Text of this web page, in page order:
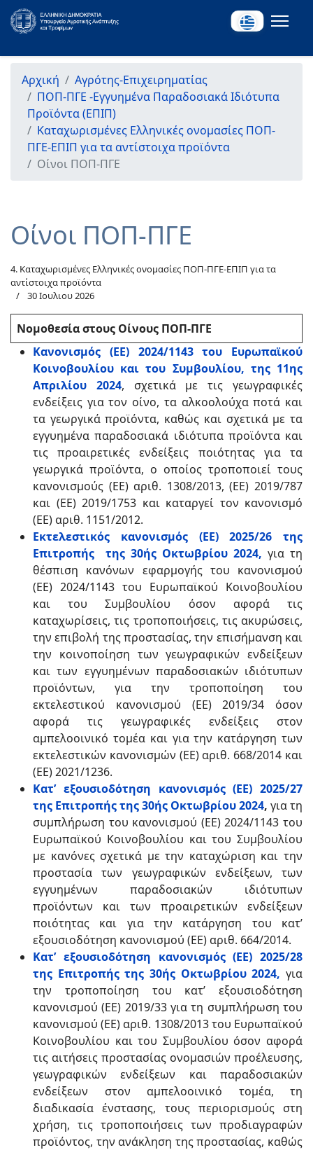
Αρχική
Αγρότης-Επιχειρηματίας
ΠΟΠ-ΠΓΕ -Εγγυημένα Παραδοσιακά Ιδιότυπα
Προϊόντα (ΕΠΙΠ)
Καταχωρισμένες Ελληνικές ονομασίες ΠΟΠ-
ΠΓΕ-ΕΠΙΠ για τα αντίστοιχα προϊόντα
Οίνοι ΠΟΠ-ΠΓΕ
Οίνοι ΠΟΠ-ΠΓΕ
4. Καταχωρισμένες Ελληνικές ονομασίες ΠΟΠ-ΠΓΕ-ΕΠΙΠ για τα
αντίστοιχα προϊόντα
30 Ιουλιου 2026
Νομοθεσία στους Οίνους ΠΟΠ-ΠΓΕ
Κανονισμός (ΕΕ) 2024/1143 του Ευρωπαϊκού
Κοινοβουλίου και του Συμβουλίου, της 11ης
Απριλίου 2024, σχετικά με τις γεωγραφικές
ενδείξεις για τον οίνο, τα αλκοολούχα ποτά και
τα γεωργικά προϊόντα, καθώς και σχετικά με τα
εγγυημένα παραδοσιακά ιδιότυπα προϊόντα και
τις προαιρετικές ενδείξεις ποιότητας για τα
γεωργικά προϊόντα, ο οποίος τροποποιεί τους
κανονισμούς (ΕΕ) αριθ. 1308/2013, (ΕΕ) 2019/787
και (ΕΕ) 2019/1753 και καταργεί τον κανονισμό
(ΕΕ) αριθ. 1151/2012.
Εκτελεστικός κανονισμός (ΕΕ) 2025/26 της
Επιτροπής της 30ής Οκτωβρίου 2024, για τη
θέσπιση κανόνων εφαρμογής του κανονισμού
(ΕΕ) 2024/1143 του Ευρωπαϊκού Κοινοβουλίου
και του Συμβουλίου όσον αφορά τις
καταχωρίσεις, τις τροποποιήσεις, τις ακυρώσεις,
την επιβολή της προστασίας, την επισήμανση και
την κοινοποίηση των γεωγραφικών ενδείξεων
και των εγγυημένων παραδοσιακών ιδιότυπων
προϊόντων, για την τροποποίηση του
εκτελεστικού κανονισμού (ΕΕ) 2019/34 όσον
αφορά τις γεωγραφικές ενδείξεις στον
αμπελοοινικό τομέα και για την κατάργηση των
εκτελεστικών κανονισμών (ΕΕ) αριθ. 668/2014 και
(ΕΕ) 2021/1236.
Κατ’ εξουσιοδότηση κανονισμός (ΕΕ) 2025/27
της Επιτροπής της 30ής Οκτωβρίου 2024, για τη
συμπλήρωση του κανονισμού (ΕΕ) 2024/1143 του
Ευρωπαϊκού Κοινοβουλίου και του Συμβουλίου
με κανόνες σχετικά με την καταχώριση και την
προστασία των γεωγραφικών ενδείξεων, των
εγγυημένων παραδοσιακών ιδιότυπων
προϊόντων και των προαιρετικών ενδείξεων
ποιότητας και για την κατάργηση του κατ’
εξουσιοδότηση κανονισμού (ΕΕ) αριθ. 664/2014.
Κατ’ εξουσιοδότηση κανονισμός (ΕΕ) 2025/28
της Επιτροπής της 30ής Οκτωβρίου 2024, για
την τροποποίηση του κατ’ εξουσιοδότηση
κανονισμού (ΕΕ) 2019/33 για τη συμπλήρωση του
κανονισμού (ΕΕ) αριθ. 1308/2013 του Ευρωπαϊκού
Κοινοβουλίου και του Συμβουλίου όσον αφορά
τις αιτήσεις προστασίας ονομασιών προέλευσης,
γεωγραφικών ενδείξεων και παραδοσιακών
ενδείξεων στον αμπελοοινικό τομέα, τη
διαδικασία ένστασης, τους περιορισμούς στη
χρήση, τις τροποποιήσεις των προδιαγραφών
προϊόντος, την ανάκληση της προστασίας, καθώς